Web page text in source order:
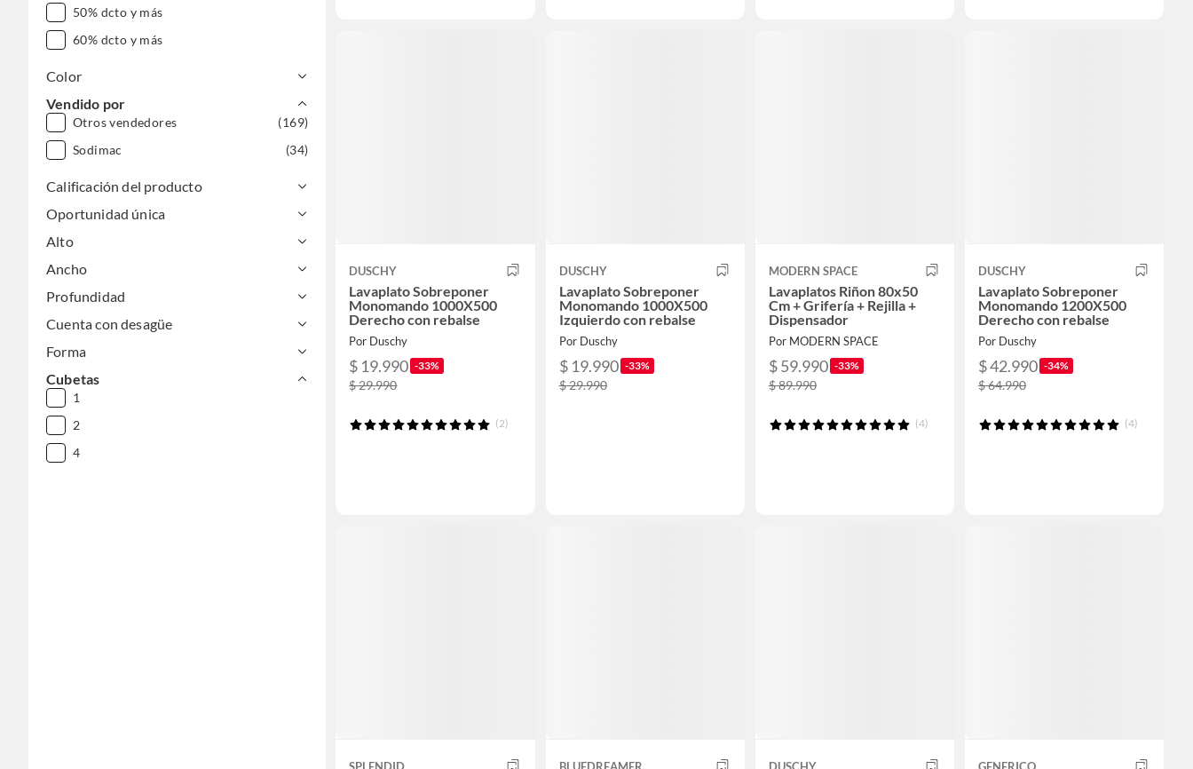
50% dcto y más
60% dcto y más
Color
Vendido por
Otros vendedores
(169)
Sodimac
(34)
Calificación del producto
Oportunidad única
Alto
Ancho
Profundidad
Cuenta con desagüe
Forma
Cubetas
1
2
4
DUSCHY
Lavaplato Sobreponer
Monomando 1000X500
Derecho con rebalse
Por Duschy
$ 19.990 -33%
$ 29.990
(2)
DUSCHY
Lavaplato Sobreponer
Monomando 1000X500
Izquierdo con rebalse
Por Duschy
$ 19.990 -33%
$ 29.990
MODERN SPACE
Lavaplatos Riñon 80x50
Cm + Grifería + Rejilla +
Dispensador
Por MODERN SPACE
$ 59.990 -33%
$ 89.990
(4)
DUSCHY
Lavaplato Sobreponer
Monomando 1200X500
Derecho con rebalse
Por Duschy
$ 42.990 -34%
$ 64.990
(4)
SPLENDID BLUEDREAMER DUSCHY GENERICO